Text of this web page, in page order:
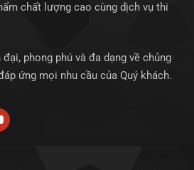
chất lượng cao cùng dịch vụ thi
phong phú và đa dạng về chủng
ứng mọi nhu cầu của Quý khách.